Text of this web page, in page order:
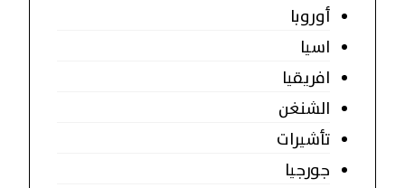
أوروبا
اسيا
افريقيا
الشنغن
تأشيرات
جورجيا